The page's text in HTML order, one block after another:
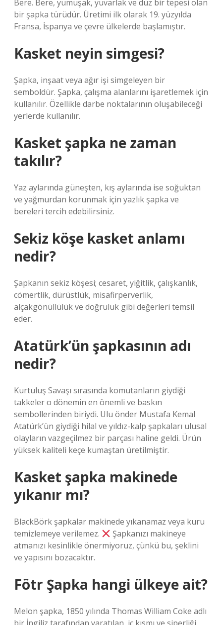
Bere. Bere, yumuşak, yuvarlak ve düz bir tepesi olan
bir şapka türüdür. Üretimi ilk olarak 19. yüzyılda
Fransa, İspanya ve çevre ülkelerde başlamıştır.
Kasket neyin simgesi?
Şapka, inşaat veya ağır işi simgeleyen bir
semboldür. Şapka, çalışma alanlarını işaretlemek için
kullanılır. Özellikle darbe noktalarının oluşabileceği
yerlerde kullanılır.
Kasket şapka ne zaman
takılır?
Yaz aylarında güneşten, kış aylarında ise soğuktan
ve yağmurdan korunmak için yazlık şapka ve
bereleri tercih edebilirsiniz.
Sekiz köşe kasket anlamı
nedir?
Şapkanın sekiz köşesi; cesaret, yiğitlik, çalışkanlık,
cömertlik, dürüstlük, misafirperverlik,
alçakgönüllülük ve doğruluk gibi değerleri temsil
eder.
Atatürk’ün şapkasının adı
nedir?
Kurtuluş Savaşı sırasında komutanların giydiği
takkeler o dönemin en önemli ve baskın
sembollerinden biriydi. Ulu önder Mustafa Kemal
Atatürk’ün giydiği hilal ve yıldız-kalp şapkaları ulusal
olayların vazgeçilmez bir parçası haline geldi. Ürün
yüksek kaliteli keçe kumaştan üretilmiştir.
Kasket şapka makinede
yıkanır mı?
BlackBörk şapkalar makinede yıkanamaz veya kuru
temizlemeye verilemez.
Şapkanızı makineye
atmanızı kesinlikle önermiyoruz, çünkü bu, şeklini
ve yapısını bozacaktır.
Fötr Şapka hangi ülkeye ait?
Melon şapka, 1850 yılında Thomas William Coke adlı